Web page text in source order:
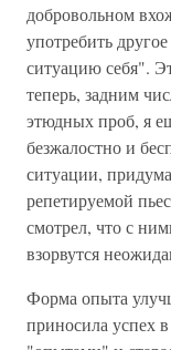
добровольном
употребить
ситуацию себя".
теперь, задним
этюдных проб, я
безжалостно и
ситуации,
репетируемой
смотрел, что с
взорвутся
Форма опыта
приносила успех